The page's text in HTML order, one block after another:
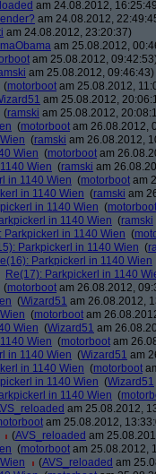
am 24.08.2012,
am 24.08.2012,
am 24.08.2012, 23:20:37)
am 25.08.2012,
am 25.08.2012,
am 25.08.2012, 09:46:43)
(motorboot am 25.08.2012,
am 25.08.2012,
(ramski am 25.08.2012,
(motorboot am 26.08.2012,
(ramski am 26.08.2012,
Wien (motorboot am
Wien (ramski am
in 1140 Wien (motorboot am
in 1140 Wien (ramski am
in 1140 Wien (motorboot
in 1140 Wien (ramski
Parkpickerl in 1140 Wien (
Parkpickerl in 1140 Wien (
Parkpickerl in 1140 Wien
Re(17): Parkpickerl in 1140
(motorboot am 26.08.2012,
(Wizard51 am 26.08.2012,
(motorboot am
Wien (Wizard51 am
Wien (motorboot am
in 1140 Wien (Wizard51 am
in 1140 Wien (motorboot
in 1140 Wien (Wizard51
in 1140 Wien (
am 25.08.2012,
am 25.08.2012,
(AVS_reloaded am
(motorboot am 25.08.2012,
(AVS_reloaded am